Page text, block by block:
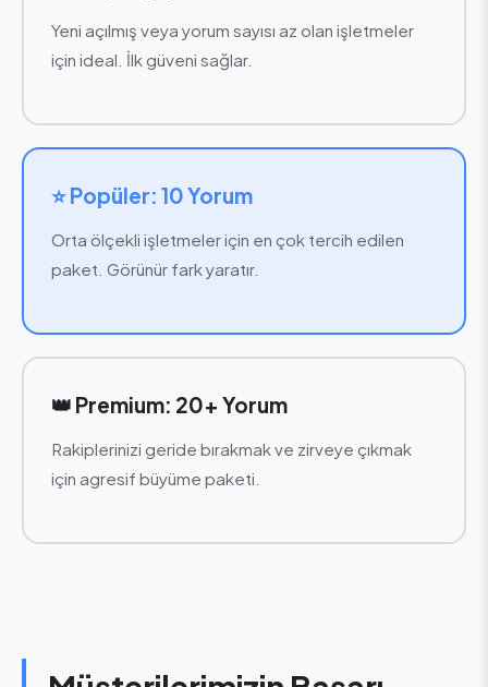
Yeni açılmış veya yorum sayısı az olan işletmeler
için ideal. İlk güveni sağlar.
⭐ Popüler: 10 Yorum
Orta ölçekli işletmeler için en çok tercih edilen
paket. Görünür fark yaratır.
👑 Premium: 20+ Yorum
Rakiplerinizi geride bırakmak ve zirveye çıkmak
için agresif büyüme paketi.